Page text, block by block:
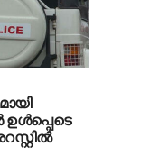
ഉള്‍പ്പെടെ